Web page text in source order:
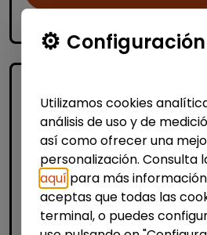
Informática y Tecnología
Utilizamos cookies
análisis de uso y de
así como ofrecer una
personalización. Consulta
aquí para más
aceptas que todas las
terminal, o puedes